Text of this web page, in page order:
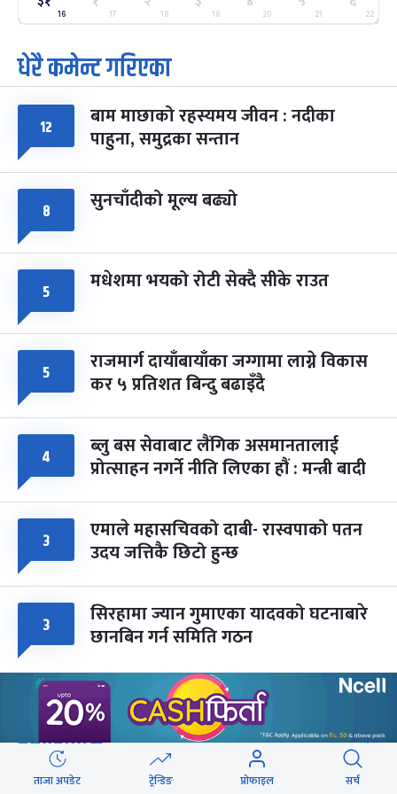
२५
मंगल फाल्गुन २५, २०८३ Mar 9, 2027
७
आइत
पूर्णिमा व्रत
चैत्र ७, २०८३-Mar 21, 2027
८
सोम
फागुपूर्णिमा
चैत्र ८, २०८३-Mar 22, 2027
७ महिना बाँकी
16 17 18 19 20 21 22
धेरै कमेन्ट गरिएका
१२ बाम माछाको रहस्यमय जीवन : नदीका
पाहुना, समुद्रका सन्तान
८ सुनचाँदीको मूल्य बढ्यो
५ मधेशमा भयको रोटी सेक्दै सीके राउत
५ राजमार्ग दायाँबायाँका जग्गामा लाग्ने विकास
कर ५ प्रतिशत बिन्दु बढाइँदै
४ ब्लु बस सेवाबाट लैंगिक असमानतालाई
प्रोत्साहन नगर्ने नीति लिएका हौं : मन्त्री बादी
३ एमाले महासचिवको दाबी- रास्वपाको पतन
उदय जत्तिकै छिटो हुन्छ
३ सिरहामा ज्यान गुमाएका यादवको घटनाबारे
छानबिन गर्न समिति गठन
वेबस्टोरिज
ताजा अपडेट ट्रेन्डिङ प्रोफाइल सर्च